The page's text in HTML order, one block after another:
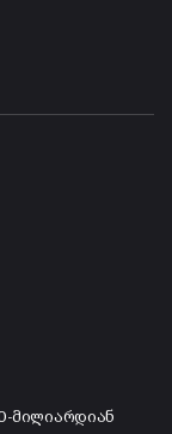
მილიარდიან